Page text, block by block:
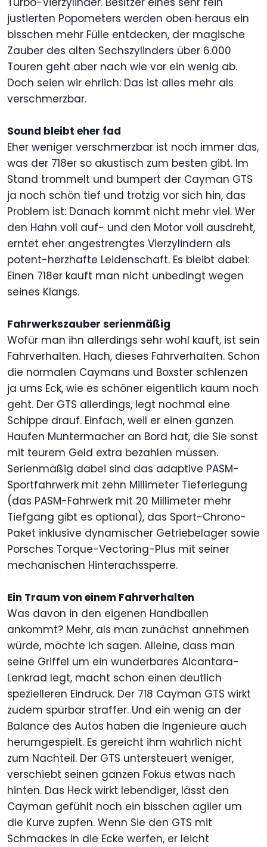
justierten Popometers werden oben heraus ein
bisschen mehr Fülle entdecken, der magische
Zauber des alten Sechszylinders über 6.000
Touren geht aber nach wie vor ein wenig ab.
Doch seien wir ehrlich: Das ist alles mehr als
verschmerzbar.
Sound bleibt eher fad
Eher weniger verschmerzbar ist noch immer das,
was der 718er so akustisch zum besten gibt. Im
Stand trommelt und bumpert der Cayman GTS
ja noch schön tief und trotzig vor sich hin, das
Problem ist: Danach kommt nicht mehr viel. Wer
den Hahn voll auf- und den Motor voll ausdreht,
erntet eher angestrengtes Vierzylindern als
potent-herzhafte Leidenschaft. Es bleibt dabei:
Einen 718er kauft man nicht unbedingt wegen
seines Klangs.
Fahrwerkszauber serienmäßig
Wofür man ihn allerdings sehr wohl kauft, ist sein
Fahrverhalten. Hach, dieses Fahrverhalten. Schon
die normalen Caymans und Boxster schlenzen
ja ums Eck, wie es schöner eigentlich kaum noch
geht. Der GTS allerdings, legt nochmal eine
Schippe drauf. Einfach, weil er einen ganzen
Haufen Muntermacher an Bord hat, die Sie sonst
mit teurem Geld extra bezahlen müssen.
Serienmäßig dabei sind das adaptive PASM-
Sportfahrwerk mit zehn Millimeter Tieferlegung
(das PASM-Fahrwerk mit 20 Millimeter mehr
Tiefgang gibt es optional), das Sport-Chrono-
Paket inklusive dynamischer Getriebelager sowie
Porsches Torque-Vectoring-Plus mit seiner
mechanischen Hinterachssperre.
Ein Traum von einem Fahrverhalten
Was davon in den eigenen Handballen
ankommt? Mehr, als man zunächst annehmen
würde, möchte ich sagen. Alleine, dass man
seine Griffel um ein wunderbares Alcantara-
Lenkrad legt, macht schon einen deutlich
spezielleren Eindruck. Der 718 Cayman GTS wirkt
zudem spürbar straffer. Und ein wenig an der
Balance des Autos haben die Ingenieure auch
herumgespielt. Es gereicht ihm wahrlich nicht
zum Nachteil. Der GTS untersteuert weniger,
verschiebt seinen ganzen Fokus etwas nach
hinten. Das Heck wirkt lebendiger, lässt den
Cayman gefühlt noch ein bisschen agiler um
die Kurve zupfen. Wenn Sie den GTS mit
Schmackes in die Ecke werfen, er leicht